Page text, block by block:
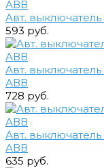
Авт. выключатель
593 руб.
Авт. выключатель
АВВ
728 руб.
Авт. выключатель
АВВ
635 руб.